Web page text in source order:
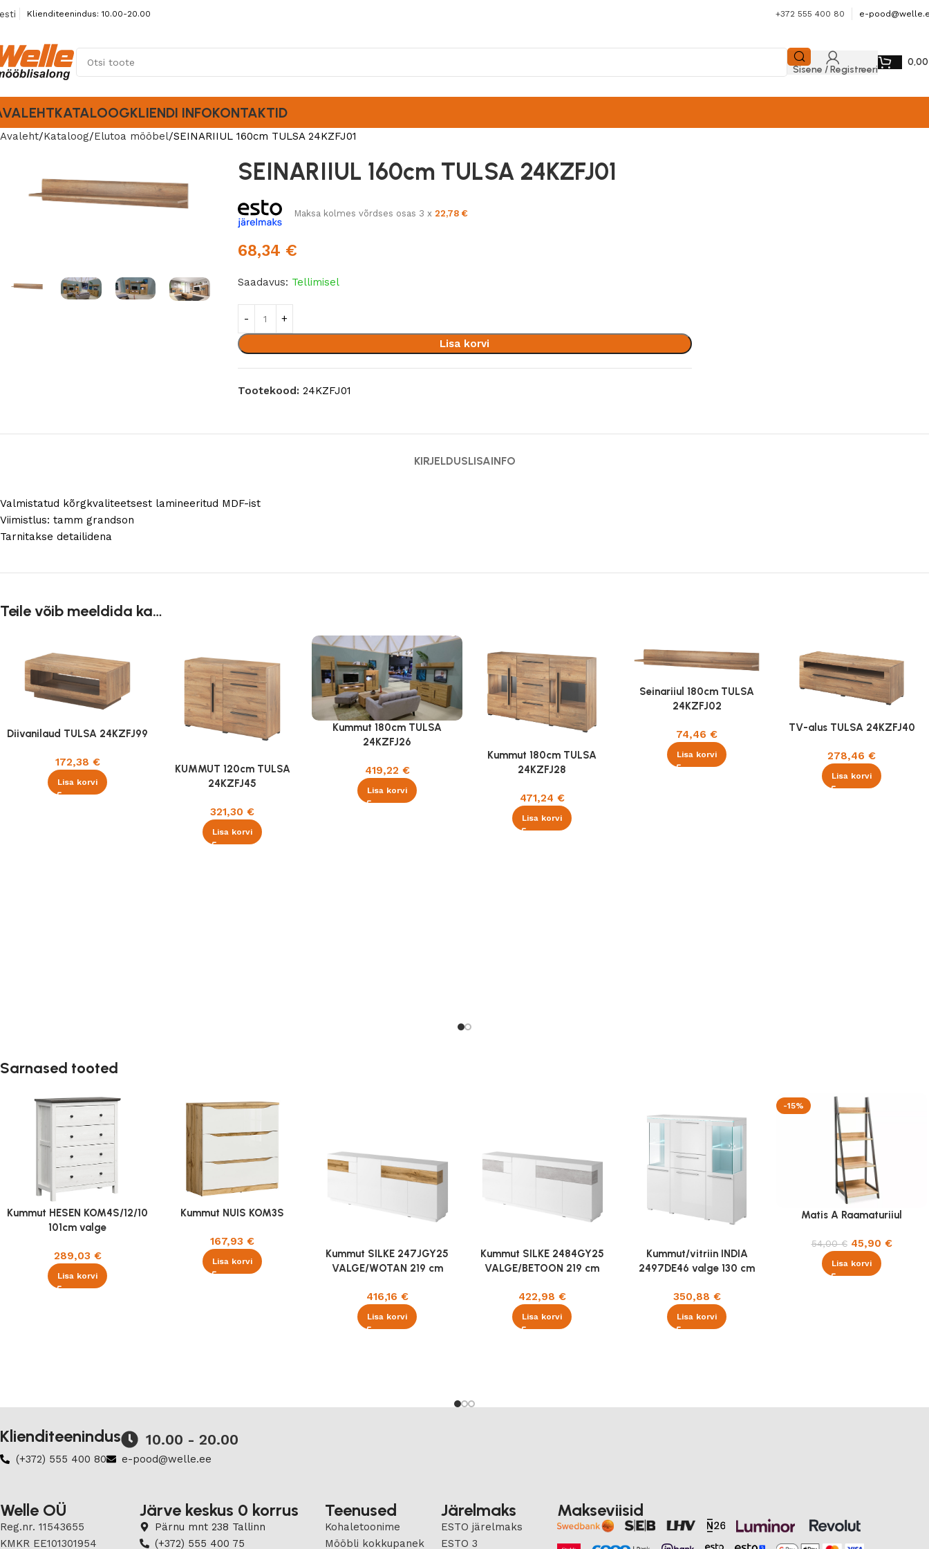
Klienditeenindus: 10.00-20.00 +372 555 400 80 e-
Sisene / Registreeri
KATALOOGKLIENDI INFOKONTAKTID
Avaleht Kataloog Elutoa mööbel SEINARIIUL 160cm TULSA 24KZFJ01
SEINARIIUL 160cm TULSA 24KZFJ01
Maksa kolmes võrdses osas 3 x 22,78 €
68,34 €
Saadavus: Tellimisel
Lisa korvi
Tootekood: 24KZFJ01
KIRJELDUSLISAINFO
Valmistatud kõrgkvaliteetsest lamineeritud MDF-ist
Viimistlus: tamm grandson
Tarnitakse detailidena
Teile võib meeldida ka…
Diivanilaud TULSA 24KZFJ99
172,38 €
Lisa korvi
KUMMUT 120cm TULSA
24KZFJ45
321,30 €
Lisa korvi
Kummut 180cm TULSA
24KZFJ26
419,22 €
Lisa korvi
Kummut 180cm TULSA
24KZFJ28
471,24 €
Lisa korvi
Seinariiul 180cm TULSA
24KZFJ02
74,46 €
Lisa korvi
TV-alus TULSA 24KZFJ40
278,46 €
Lisa korvi
Sarnased tooted
Kummut HESEN KOM4S/12/10
101cm valge
289,03 €
Lisa korvi
Kummut NUIS KOM3S
167,93 €
Lisa korvi
Kummut SILKE 247JGY25
VALGE/WOTAN 219 cm
416,16 €
Lisa korvi
Kummut SILKE 2484GY25
VALGE/BETOON 219 cm
422,98 €
Lisa korvi
Kummut/vitriin INDIA
2497DE46 valge 130 cm
350,88 €
Lisa korvi
-15%
Matis A Raamaturiiul
54,00€ 45,90 €
Lisa korvi
Klienditeenindus 10.00 - 20.00
(+372) 555 400 80 e-pood@welle.ee
Welle OÜ
Reg.nr. 11543655
KMKR EE101301954
Järve keskus 0 korrus
Pärnu mnt 238 Tallinn
(+372) 555 400 75
Teenused
Kohaletoonime
Mööbli kokkupanek
Järelmaks
ESTO järelmaks
ESTO 3
Makseviisid